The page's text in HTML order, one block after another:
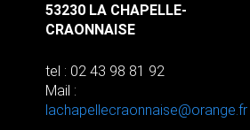
53230 LA CHAPELLE-
CRAONNAISE
tel : 02 43 98 81 92
Mail :
lachapellecraonnaise@orange.fr